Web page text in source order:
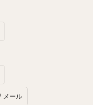
メール